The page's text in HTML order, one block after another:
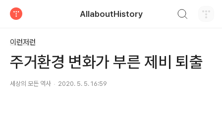
AllaboutHistory
이런저런
주거환경 변화가 부른 제비 퇴출
세상의 모든 역사 2020. 5. 5. 16:59